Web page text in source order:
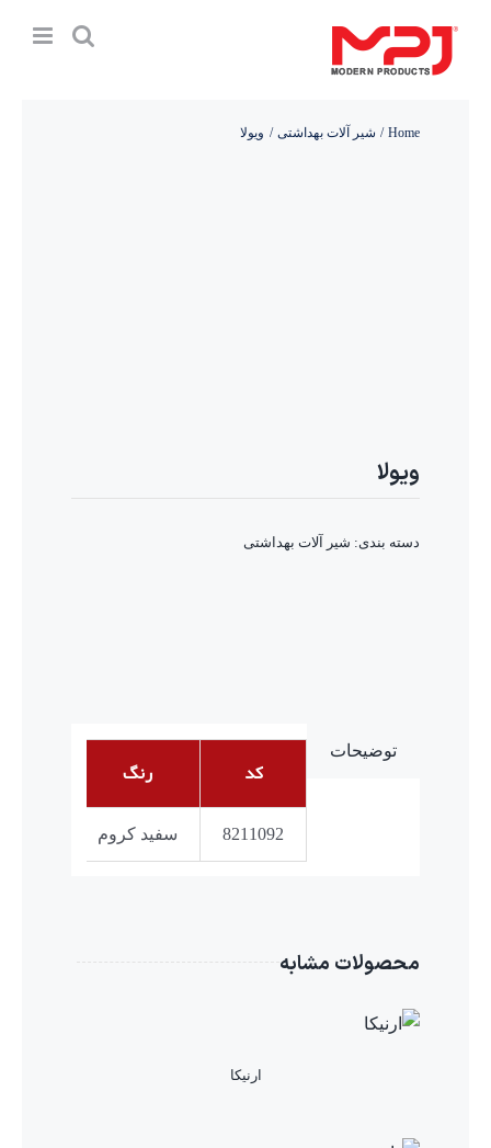
content
Home شیر آلات بهداشتی ویولا
ویولا
دسته بندی: شیر آلات بهداشتی
توضیحات
کد رنگ
8211092 سفید کروم
محصولات مشابه
ارنیکا